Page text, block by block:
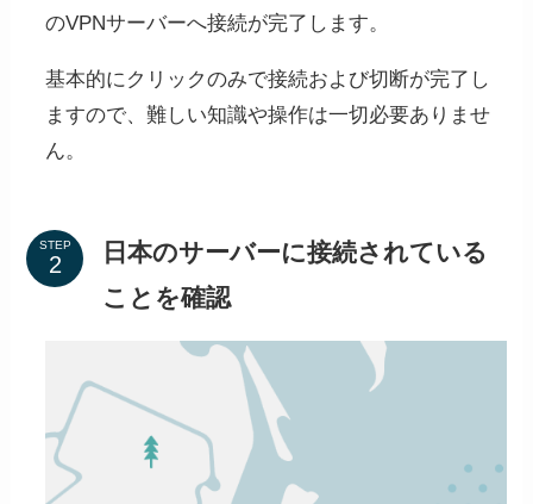
「1ヶ月プラン」「1年間プラン」「2年間プラ
長期的な使用を考えている方は2年間プランが
一番お得で、
用することが可能です。
アカウント作成をしていない方
は、右上のログインボタンからア
カウント作成を行うことができま
のVPNサーバーへ接続が完了します。
基本的にクリックのみで接続および切断が完了し
ますので、難しい知識や操作は一切必要ありませ
ん。
STEP
日本のサーバーに接続されている
ことを確認